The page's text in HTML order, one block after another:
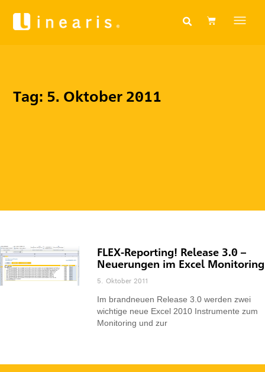
Tag: 5. Oktober 2011
FLEX-Reporting! Release 3.0 –
Neuerungen im Excel Monitoring
5. Oktober 2011
Im brandneuen Release 3.0 werden zwei
wichtige neue Excel 2010 Instrumente zum
Monitoring und zur